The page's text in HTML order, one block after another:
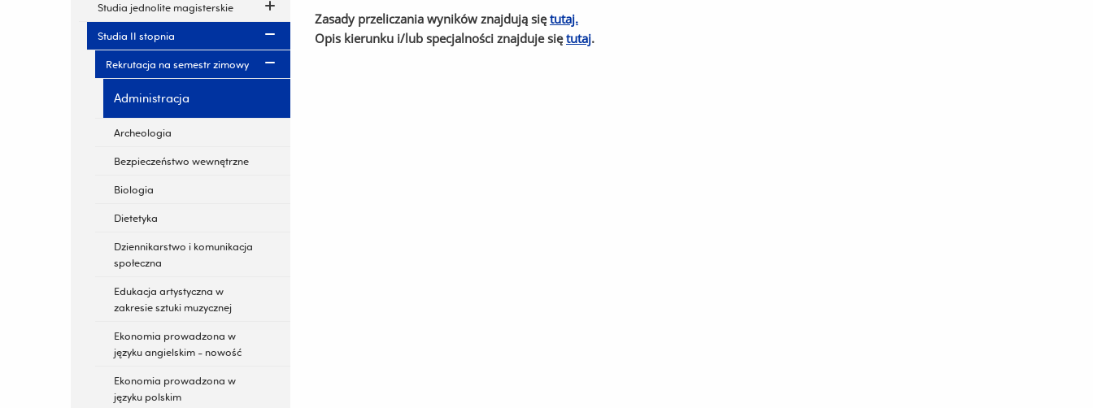
Studia jednolite magisterskie
Studia II stopnia
Rekrutacja na semestr zimowy
Administracja
Archeologia
Bezpieczeństwo wewnętrzne
Biologia
Dietetyka
Dziennikarstwo i komunikacja
społeczna
Edukacja artystyczna w
zakresie sztuki muzycznej
Ekonomia prowadzona w
języku angielskim - nowość
Ekonomia prowadzona w
języku polskim
Zasady przeliczania wyników znajdują siętutaj.
Opis kierunku i/lub specjalności znajduje siętutaj.